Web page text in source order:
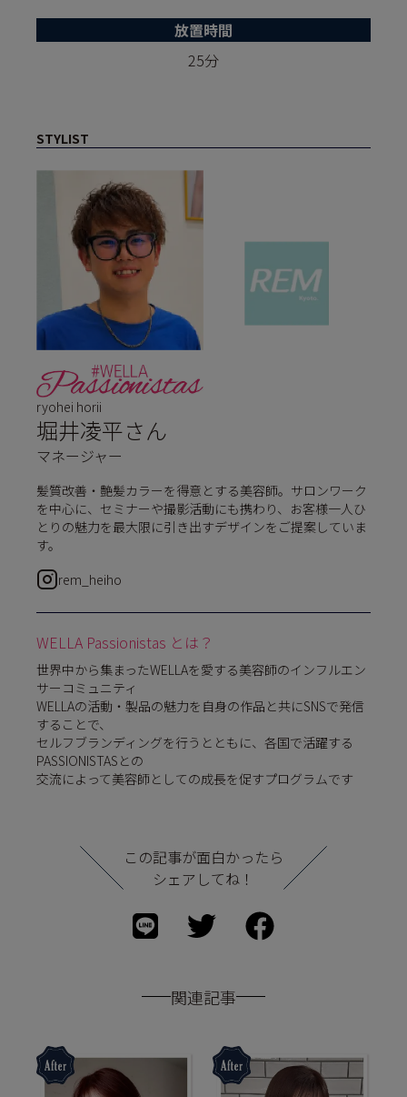
放置時間
25分
STYLIST
ryohei horii
堀井凌平さん
マネージャー
髪質改善・艶髪カラーを得意とする美容師。サロンワーク
を中心に、セミナーや撮影活動にも携わり、お客様一人ひ
とりの魅力を最大限に引き出すデザインをご提案していま
す。
rem_heiho
WELLA Passionistas とは？
世界中から集まったWELLAを愛する美容師のインフルエン
サーコミュニティ
WELLAの活動・製品の魅力を自身の作品と共にSNSで発信
することで、
セルフブランディングを行うとともに、各国で活躍する
PASSIONISTASとの
交流によって美容師としての成長を促すプログラムです
この記事が面白かったら
シェアしてね！
関連記事